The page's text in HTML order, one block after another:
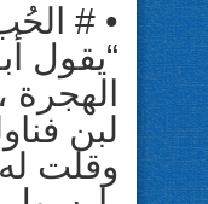
• #
“ﻳﻘﻮﻝ
ﻟﺒﻦ
ﻭﻗﻠﺖ